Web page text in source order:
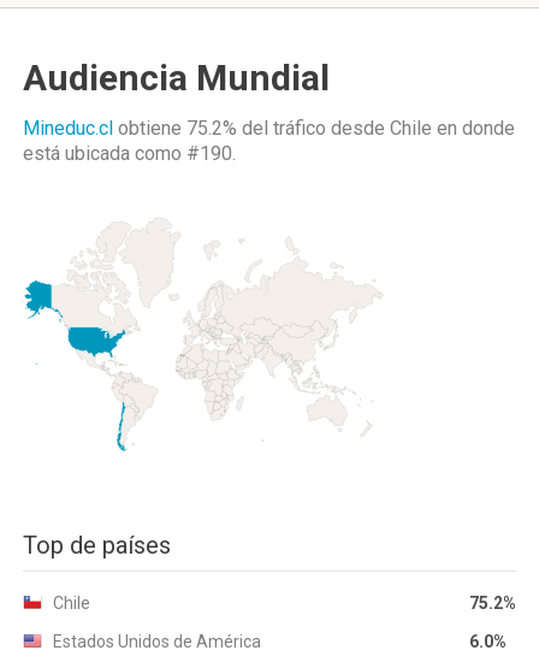
Audiencia Mundial
Mineduc.cl obtiene 75.2% del tráfico desde Chile en donde
está ubicada como #190.
Top de países
Chile
75.2%
Estados Unidos de América
6.0%